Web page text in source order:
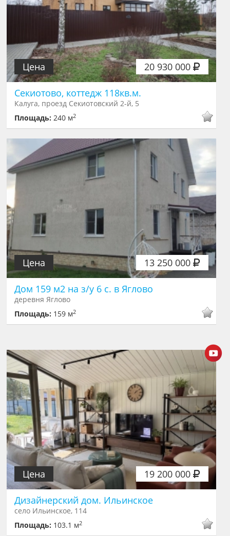
20 930 000
Цена
Секиотово, коттедж 118кв.м.
Калуга, проезд Секиотовский 2-й, 5
Площадь:240 м2
13 250 000
Цена
Дом 159 м2 на з/у 6 с. в Яглово
деревня Яглово
Площадь: 159 м2
19 200 000
Цена
Дизайнерский дом. Ильинское
село Ильинское, 114
Площадь: 103.1 м2